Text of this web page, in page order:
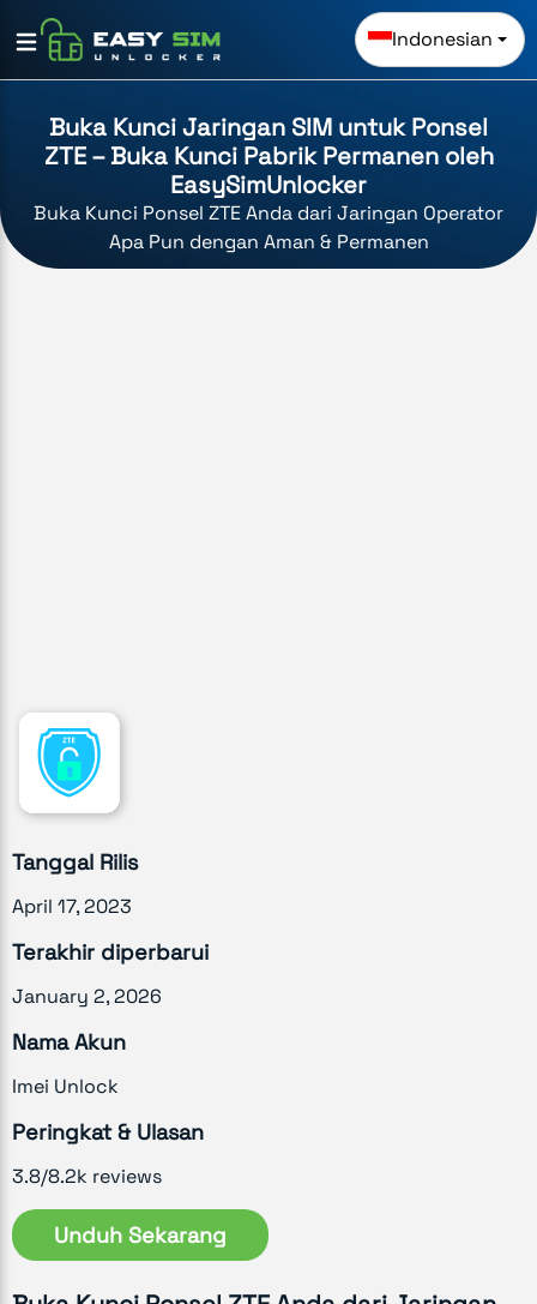
Indonesian
Buka Kunci Jaringan SIM untuk Ponsel
ZTE – Buka Kunci Pabrik Permanen oleh
EasySimUnlocker
Buka Kunci Ponsel ZTE Anda dari Jaringan Operator
Apa Pun dengan Aman & Permanen
Tanggal Rilis
April 17, 2023
Terakhir diperbarui
January 2, 2026
Nama Akun
Imei Unlock
Peringkat & Ulasan
3.8/8.2k reviews
Unduh Sekarang